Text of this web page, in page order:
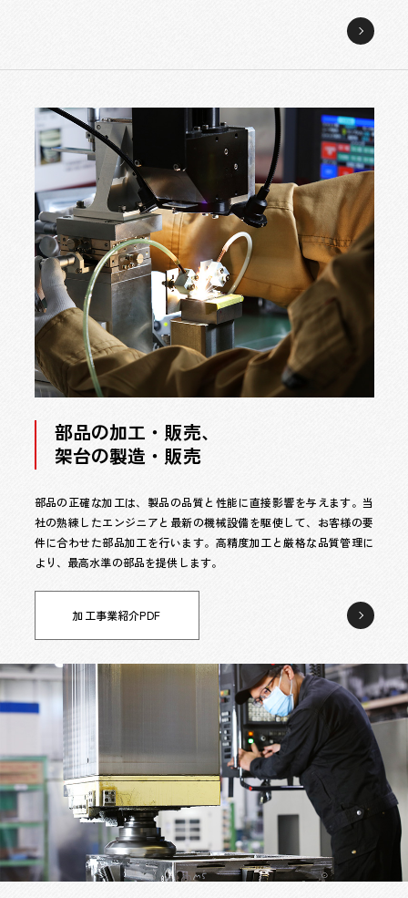
設
の
計・
製
造・
販
売
ペ
ー
ジ
へ
部品の加工・販売、
架台の製造・販売
部品の正確な加工は、製品の品質と性能に直接影響を与えます。当
社の熟練したエンジニアと最新の機械設備を駆使して、お客様の要
件に合わせた部品加工を行います。高精度加工と厳格な品質管理に
より、最高水準の部品を提供します。
加工事業紹介PDF 部
加
工・
販
売、
造・
販
ペ
ジ